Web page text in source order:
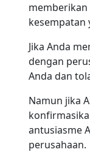
memberikan
kesempatan
Jika Anda
dengan
Anda dan
Namun jika
antusiasme
perusahaan.